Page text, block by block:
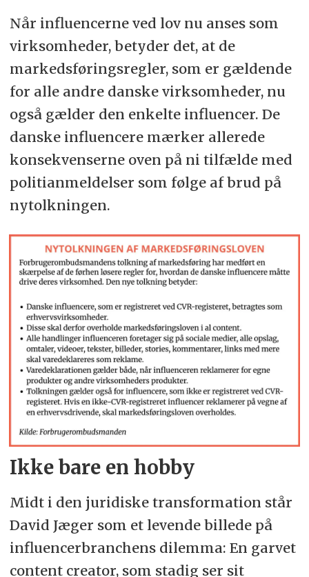
Når influencerne ved lov nu anses som
virksomheder, betyder det, at de
markedsføringsregler, som er gældende
for alle andre danske virksomheder, nu
også gælder den enkelte influencer. De
danske influencere mærker allerede
konsekvenserne oven på ni tilfælde med
politianmeldelser som følge af brud på
nytolkningen.
Ikke bare en hobby
Midt i den juridiske transformation står
David Jæger som et levende billede på
influencerbranchens dilemma: En garvet
content creator, som stadig ser sit